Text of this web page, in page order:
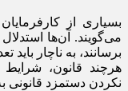
بسیاری از
می‌گویند. آن‌ها
برسانند، به ناچار
هرچند قانون،
نکردن دستمزد